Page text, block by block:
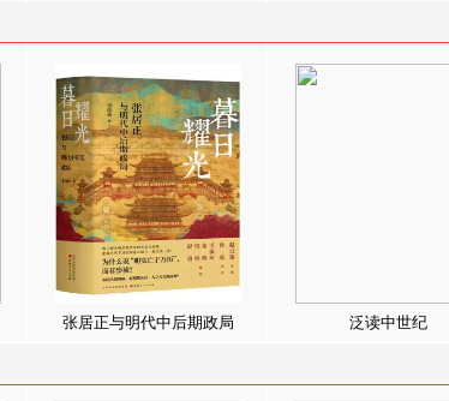
张居正与明代中后期政局 泛读中世纪